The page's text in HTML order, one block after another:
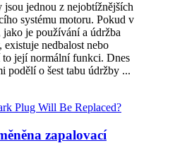
jsou jednou z nejobtížnějších
systému motoru. Pokud v
jako je používání a údržba
nedbalost nebo
její normální funkci. Dnes
podělí o šest tabu údržby ...
zapalovací